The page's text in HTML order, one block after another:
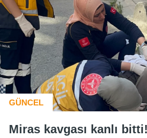
GÜNCEL
Miras kavgası kanlı